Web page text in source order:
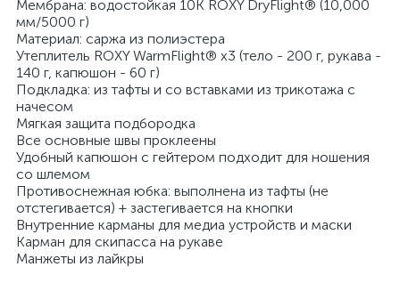
Мембрана: водостойкая 10K ROXY DryFlight® (10,000
мм/5000 г)
Материал: саржа из полиэстера
Утеплитель ROXY WarmFlight® x3 (тело - 200 г, рукава -
140 г, капюшон - 60 г)
Подкладка: из тафты и со вставками из трикотажа с
начесом
Мягкая защита подбородка
Все основные швы проклеены
Удобный капюшон с гейтером подходит для ношения
со шлемом
Противоснежная юбка: выполнена из тафты (не
отстегивается) + застегивается на кнопки
Внутренние карманы для медиа устройств и маски
Карман для скипасса на рукаве
Манжеты из лайкры